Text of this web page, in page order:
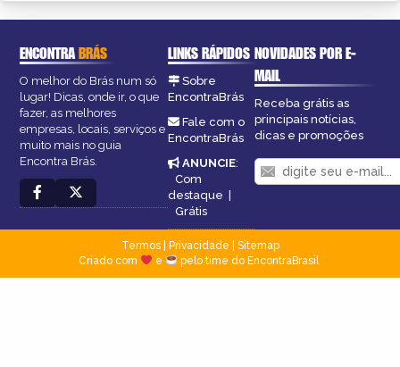
ENCONTRABRÁS
O melhor do Brás num só
lugar! Dicas, onde ir, o que
fazer, as melhores
empresas, locais, serviços e
muito mais no guia
Encontra Brás.
LINKS RÁPIDOS
Sobre
EncontraBrás
Fale com o
EncontraBrás
ANUNCIE:
Com
destaque |
Grátis
NOVIDADES POR E-
MAIL
Receba grátis as
principais notícias,
dicas e promoções
Termos| Privacidade
Sitemap
Criado com
e pelo time do EncontraBrasil